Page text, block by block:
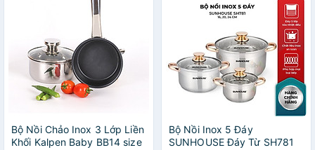
Bộ Nồi Chảo Inox 3 Lớp Liền
Khối Kalpen Baby BB14 size
Bộ Nồi Inox 5 Đáy
SUNHOUSE Đáy Từ SH781